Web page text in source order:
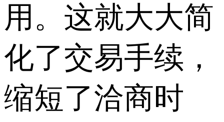
用。这就大大简
化了交易手续，
缩短了洽商时